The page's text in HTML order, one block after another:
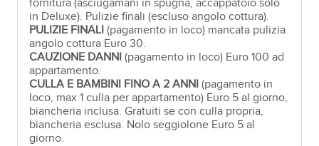
fornitura (asciugamani in spugna, accappatoio solo
in Deluxe). Pulizie finali (escluso angolo cottura).
PULIZIE FINALI (pagamento in loco) mancata pulizia
angolo cottura Euro 30.
CAUZIONE DANNI (pagamento in loco) Euro 100 ad
appartamento.
CULLA E BAMBINI FINO A 2 ANNI (pagamento in
loco, max 1 culla per appartamento) Euro 5 al giorno,
biancheria inclusa. Gratuiti se con culla propria,
biancheria esclusa. Nolo seggiolone Euro 5 al
giorno.